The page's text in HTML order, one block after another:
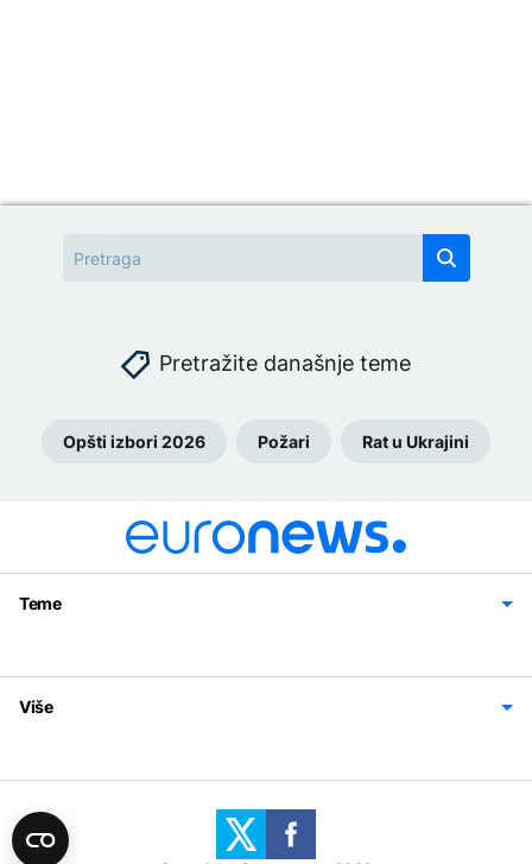
Pretražite današnje teme
Opšti izbori 2026 Požari Rat u Ukrajini
Teme
Svijet
Sport
Magazin
Više
Politika privatnosti
Uslovi korišćenja